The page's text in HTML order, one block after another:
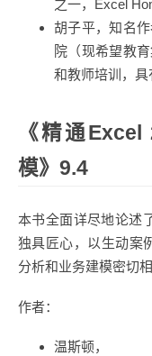
之一，Excel
胡子平，知名
院（现希望教
和教师培训，具
《精通
模》9.4
本书全面详尽地论述
独具匠心，以生动案
分析和业务建模密切
作者：
温斯顿，